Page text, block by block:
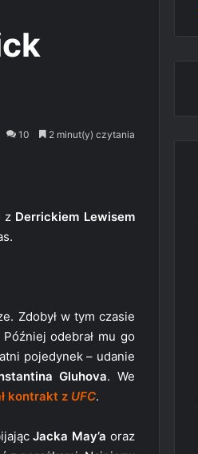
10 2 minut(y) czytania
z Derrickiem Lewisem
Zdobył w tym czasie
Później odebrał mu go
pojedynek – udanie
Gluhova. We
kontrakt z UFC.
Jacka May’a oraz